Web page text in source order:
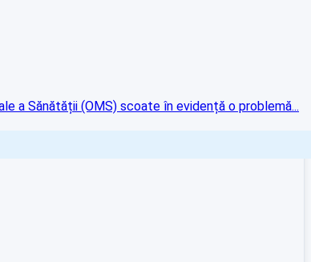
a Sănătății (OMS) scoate în evidență o problemă...